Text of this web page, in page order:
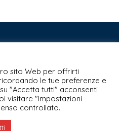
P.IVA 11115790013
- Non commerciale - Non
(CC BY-NC-ND 2.5 IT)
sui cookie- Termini e
d’utilizzo
sito Web per offrirti
le tue preferenze e
"Accetta tutti" acconsenti
visitare "Impostazioni
controllato.